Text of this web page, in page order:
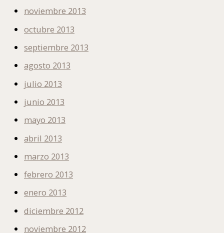
noviembre 2013
octubre 2013
septiembre 2013
agosto 2013
julio 2013
junio 2013
mayo 2013
abril 2013
marzo 2013
febrero 2013
enero 2013
diciembre 2012
noviembre 2012